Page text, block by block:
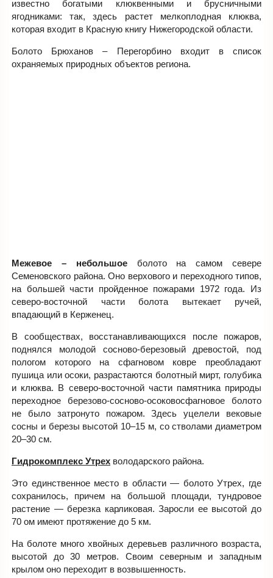
известно богатыми клюквенными и брусничными
ягодниками: так, здесь растет мелкоплодная клюква,
которая входит в Красную книгу Нижегородской области.
Болото Брюханов – Перегорбино входит в список
охраняемых природных объектов региона.
Межевое – небольшоеболото на самом севере
Семеновского района. Оно верхового и переходного типов,
на большей части пройденное пожарами 1972 года. Из
северо-восточной части болота вытекает ручей,
впадающий в Керженец.
В сообществах, восстанавливающихся после пожаров,
поднялся молодой сосново-березовый древостой, под
пологом которого на сфагновом ковре преобладают
пушица или осоки, разрастаются болотный мирт, голубика
и клюква. В северо-восточной части памятника природы
переходное березово-сосново-осоковосфагновое болото
не было затронуто пожаром. Здесь уцелели вековые
сосны и березы высотой 10–15 м, со стволами диаметром
20–30 см.
Гидрокомплекс Утрех володарского района.
Это единственное место в области — болото Утрех, где
сохранилось, причем на большой площади, тундровое
растение — березка карликовая. Заросли ее высотой до
70 ом имеют протяжение до 5 км.
На болоте много хвойных деревьев различного возраста,
высотой до 30 метров. Своим северным и западным
крылом оно переходит в возвышенность.